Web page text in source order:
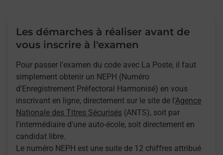
Les démarches à réaliser avant de
vous inscrire à l'examen
Pour passer l'examen du code avec La Poste, il faut
simplement obtenir un NEPH (Numéro
d'Enregistrement Préfectoral Harmonisé) en vous
inscrivant en ligne, directement sur le site de l'Agence
Nationale des Titres Sécurisés (ANTS), soit par
l'intermédiaire d'une auto-école, soit directement en
candidat libre.
Le numéro NEPH est une suite de 12 chiffres attribué